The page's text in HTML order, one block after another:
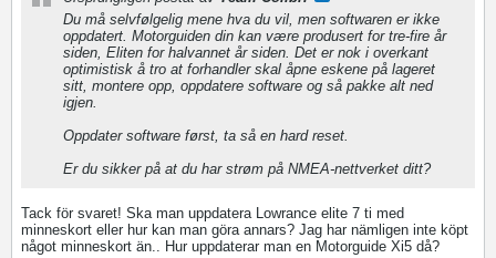
Du må selvfølgelig mene hva du vil, men softwaren er ikke
oppdatert. Motorguiden din kan være produsert for tre-fire år
siden, Eliten for halvannet år siden. Det er nok i overkant
optimistisk å tro at forhandler skal åpne eskene på lageret
sitt, montere opp, oppdatere software og så pakke alt ned
igjen.
Oppdater software først, ta så en hard reset.
Er du sikker på at du har strøm på NMEA-nettverket ditt?
Tack för svaret! Ska man uppdatera Lowrance elite 7 ti med
minneskort eller hur kan man göra annars? Jag har nämligen inte köpt
något minneskort än.. Hur uppdaterar man en Motorguide Xi5 då?